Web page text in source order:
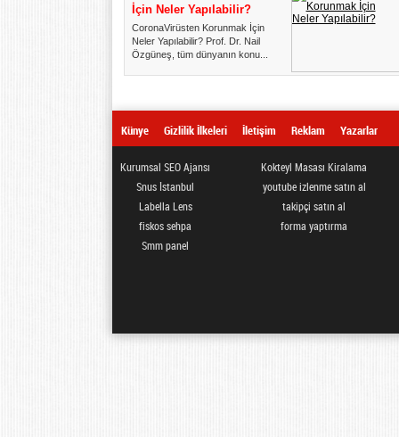
İçin Neler Yapılabilir?
CoronaVirüsten Korunmak İçin
Neler Yapılabilir? Prof. Dr. Nail
Özgüneş, tüm dünyanın konu...
Künye Gizlilik İlkeleri İletişim Reklam Yazarlar
Kurumsal SEO Ajansı
Snus İstanbul
Labella Lens
fiskos sehpa
Smm panel
Kokteyl Masası Kiralama
youtube izlenme satın al
takipçi satın al
forma yaptırma